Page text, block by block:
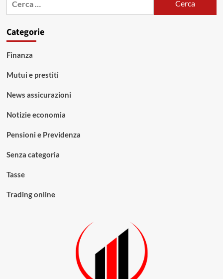
Categorie
Finanza
Mutui e prestiti
News assicurazioni
Notizie economia
Pensioni e Previdenza
Senza categoria
Tasse
Trading online